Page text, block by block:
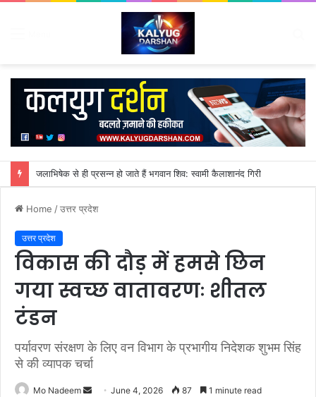
जलाभिषेक से ही प्रसन्न हो जाते हैं भगवान शिव: स्वामी कैलाशानंद गिरी
Home /उत्तर प्रदेश
उत्तर प्रदेश
विकास की दौड़ में हमसे छिन
गया स्वच्छ वातावरणः शीतल
टंडन
पर्यावरण संरक्षण के लिए वन विभाग के प्रभागीय निदेशक शुभम सिंह
से की व्यापक चर्चा
Mo Nadeem
SendJune 4, 2026 87 1 minute read